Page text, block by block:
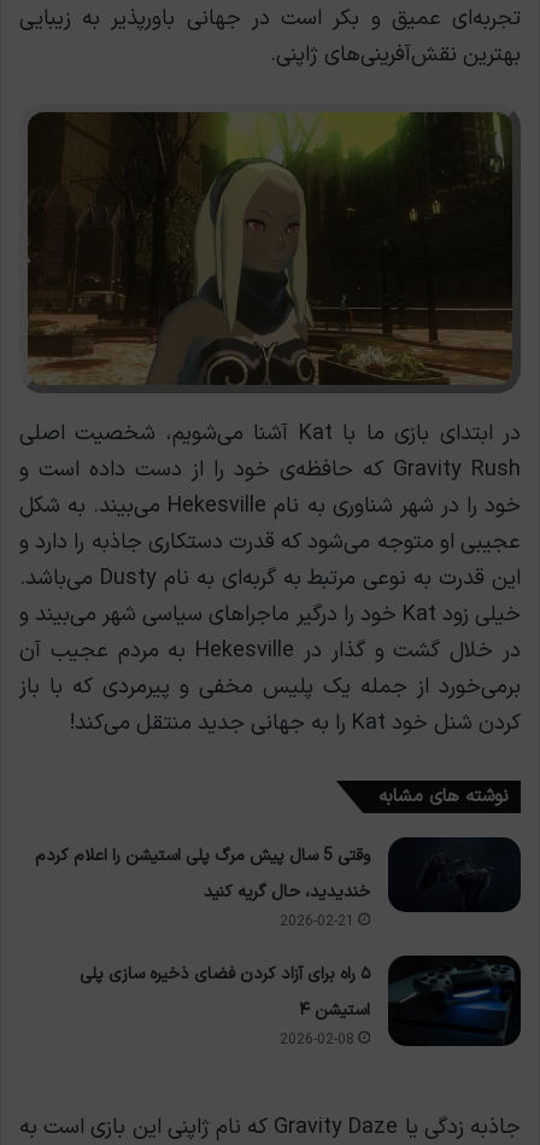
تجربه‌ای عمیق و بکر است در جهانی باورپذیر به زیبایی
بهترین نقش‌آفرینی‌های ژاپنی.
در ابتدای بازی ما با Kat آشنا می‌شویم، شخصیت اصلی
Gravity Rush که حافظه‌ی خود را از دست داده است و
خود را در شهر شناوری به نام Hekesville می‌بیند. به شکل
عجیبی او متوجه می‌شود که قدرت دستکاری جاذبه را دارد و
این قدرت به نوعی مرتبط به گربه‌ای به نام Dusty می‌باشد.
خیلی زود Kat خود را درگیر ماجراهای سیاسی شهر می‌بیند و
در خلال گشت و گذار در Hekesville به مردم عجیب آن
برمی‌خورد از جمله یک پلیس مخفی و پیرمردی که با باز
کردن شنل خود Kat را به جهانی جدید منتقل می‌کند!
نوشته های مشابه
وقتی 5 سال پیش مرگ پلی استیشن را اعلام کردم
خندیدید، حال گریه کنید
2026-02-21
۵ راه برای آزاد کردن فضای ذخیره سازی پلی
استیشن ۴
2026-02-08
جاذبه زدگی یا Gravity Daze که نام ژاپنی این بازی است به